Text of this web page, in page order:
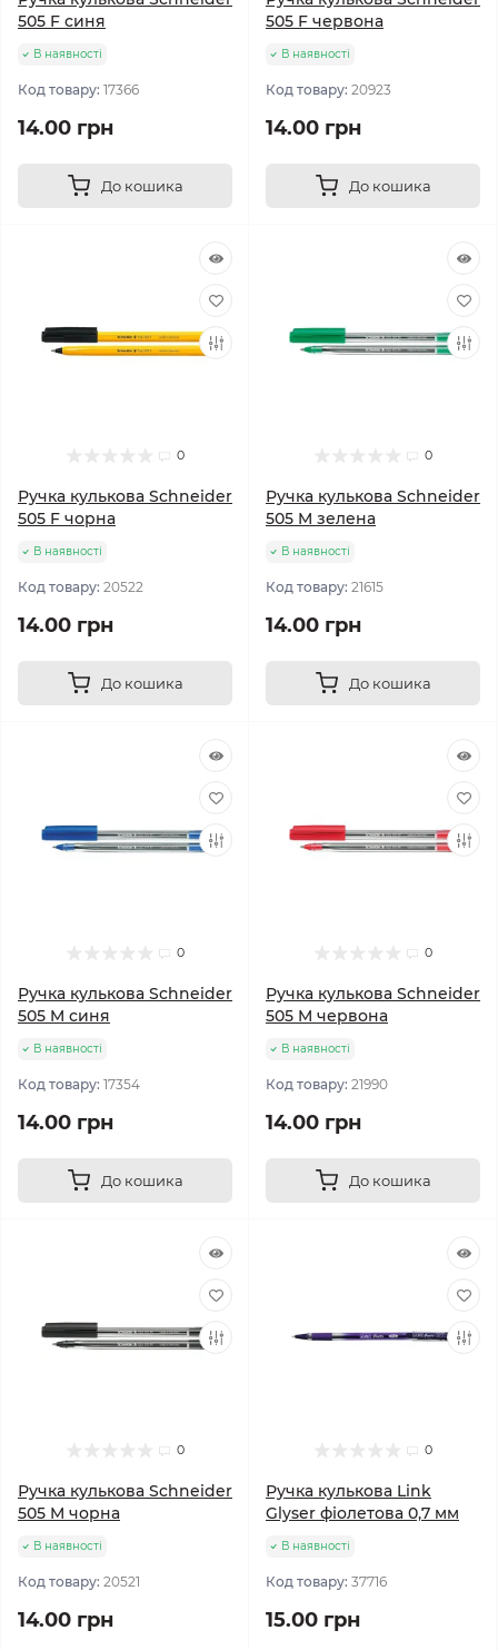
505 F синя
В наявності
Код товару: 17366
14.00 грн
До кошика
505 F червона
В наявності
Код товару: 20923
14.00 грн
До кошика
0
Ручка кулькова Schneider
505 F чорна
В наявності
Код товару: 20522
14.00 грн
До кошика
0
Ручка кулькова Schneider
505 M зелена
В наявності
Код товару: 21615
14.00 грн
До кошика
0
Ручка кулькова Schneider
505 M синя
В наявності
Код товару: 17354
14.00 грн
До кошика
0
Ручка кулькова Schneider
505 M червона
В наявності
Код товару: 21990
14.00 грн
До кошика
0
Ручка кулькова Schneider
505 M чорна
В наявності
Код товару: 20521
14.00 грн
0
Ручка кулькова Link
Glyser фіолетова 0,7 мм
В наявності
Код товару: 37716
15.00 грн